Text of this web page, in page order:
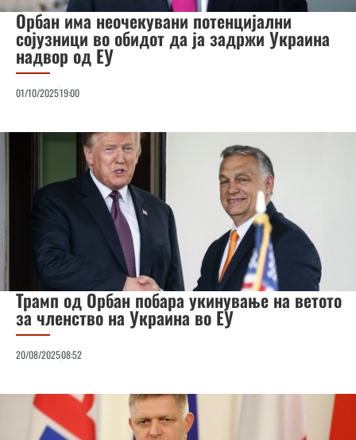
Орбан има неочекувани потенцијални
сојузници во обидот да ја задржи Украина
надвор од ЕУ
01/10/202519:00
Трамп од Орбан побара укинување на ветото
за членство на Украина во ЕУ
20/08/202508:52